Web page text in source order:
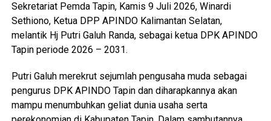
Menanggapi hal tersebut, Senior Manager PLN Indonesia
Power UBP Asam Asam, Fajar Pamujianto, menyampaikan
terima kasih atas kunjungan pengawasan dari Ombudsman
dan memberikan penjelasan komprehensif mengenai
kondisi sistem kelistrikan saat ini. Fajar memaparkan
bahwa pemadaman terpaksa dilakukan karena sistem
kelistrikan sedang mengalami defisit pasokan. Hal ini
disebabkan oleh adanya gangguan teknis yang tidak
Sekretariat Pemda Tapin, Kamis 9 Juli 2026, Winardi
Sethiono, Ketua DPP APINDO Kalimantan Selatan,
melantik Hj Putri Galuh Randa, sebagai ketua DPK APINDO
Tapin periode 2026 – 2031.
Putri Galuh merekrut sejumlah pengusaha muda sebagai
pengurus DPK APINDO Tapin dan diharapkannya akan
mampu menumbuhkan geliat dunia usaha serta